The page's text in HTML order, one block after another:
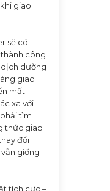
giao
sẽ có
công
dịch dường
giao
mất
xa với
tìm
thức giao
đổi
giống
tích cực –